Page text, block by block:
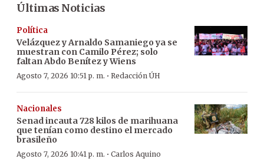
Últimas Noticias
Política
Velázquez y Arnaldo Samaniego ya se
muestran con Camilo Pérez; solo
faltan Abdo Benítez y Wiens
Agosto 7, 2026 10:51 p. m. · Redacción ÚH
Nacionales
Senad incauta 728 kilos de marihuana
que tenían como destino el mercado
brasileño
Agosto 7, 2026 10:41 p. m. · Carlos Aquino